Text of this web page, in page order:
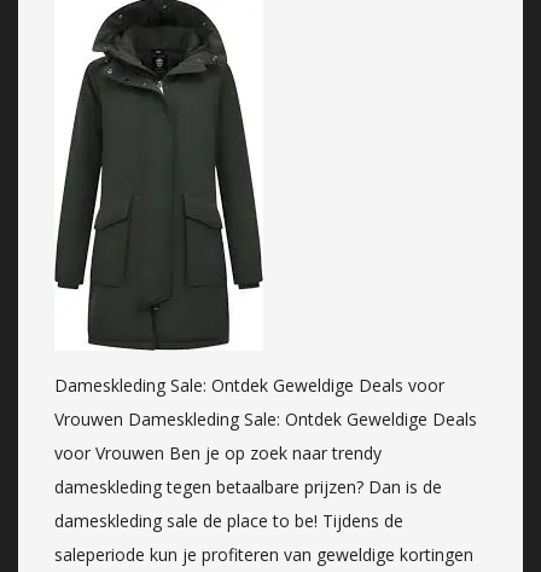
Dameskleding Sale: Ontdek Geweldige Deals voor
Vrouwen Dameskleding Sale: Ontdek Geweldige Deals
voor Vrouwen Ben je op zoek naar trendy
dameskleding tegen betaalbare prijzen? Dan is de
dameskleding sale de place to be! Tijdens de
saleperiode kun je profiteren van geweldige kortingen